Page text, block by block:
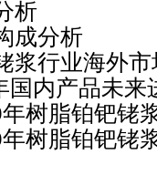
析
分析
业海外市
内产品未来
脂铂钯铑浆
脂铂钯铑浆